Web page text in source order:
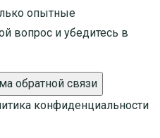
опытные
вопрос и убедитесь в
обратной связи
конфиденциальности